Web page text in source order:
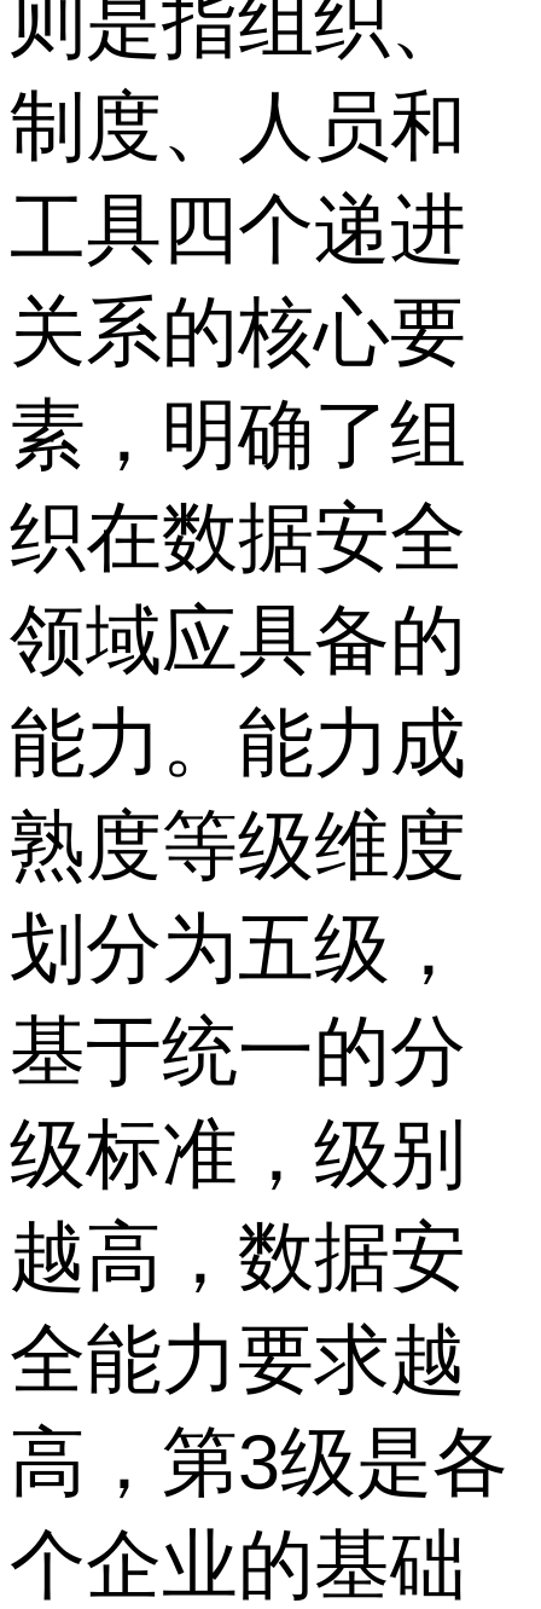
则是指组织、
制度、人员和
工具四个递进
关系的核心要
素，明确了组
织在数据安全
领域应具备的
能力。能力成
熟度等级维度
划分为五级，
基于统一的分
级标准，级别
越高，数据安
全能力要求越
高，第3级是各
个企业的基础